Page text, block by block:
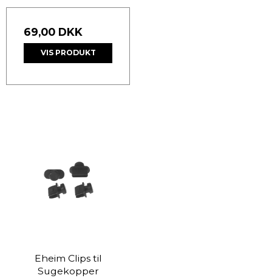
69,00 DKK
VIS PRODUKT
Eheim Clips til
Sugekopper